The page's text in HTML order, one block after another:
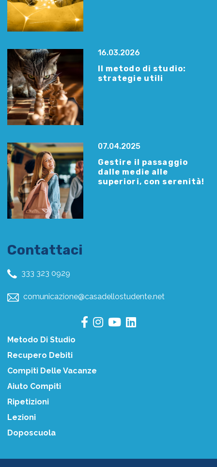
16.03.2026
Il metodo di studio:
strategie utili
07.04.2025
Gestire il passaggio
dalle medie alle
superiori, con serenità!
Contattaci
333 323 0929
comunicazione@casadellostudente.net
Metodo Di Studio
Recupero Debiti
Compiti Delle Vacanze
Aiuto Compiti
Ripetizioni
Lezioni
Doposcuola